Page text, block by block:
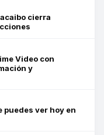
cierra
Video con
y
puedes ver hoy en